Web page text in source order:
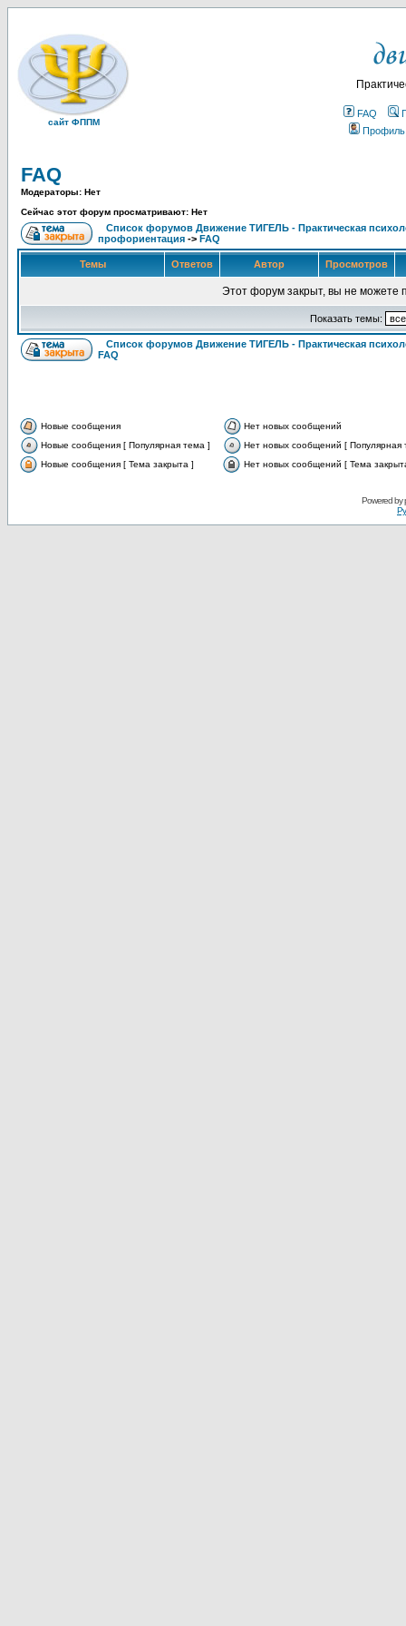
сайт ФППМ
FAQ
Профиль
FAQ
Модераторы: Нет
Сейчас этот форум просматривают: Нет
Список форумов Движение ТИГЕЛЬ - Практическая
профориентация -> FAQ
Темы Ответов Автор Просмотров
Этот форум закрыт, вы не можете
Показать темы:
Список форумов Движение ТИГЕЛЬ - Практическая
FAQ
Новые сообщения
Нет новых сообщений
Новые сообщения [ Популярная тема ]
Нет новых сообщений [ Популярная
Новые сообщения [ Тема закрыта ]
Нет новых сообщений [ Тема
Powered by